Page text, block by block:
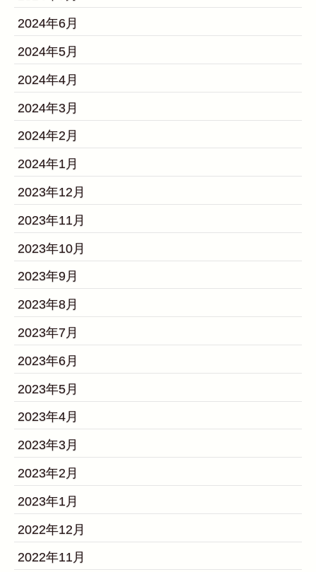
2024年6月
2024年5月
2024年4月
2024年3月
2024年2月
2024年1月
2023年12月
2023年11月
2023年10月
2023年9月
2023年8月
2023年7月
2023年6月
2023年5月
2023年4月
2023年3月
2023年2月
2023年1月
2022年12月
2022年11月